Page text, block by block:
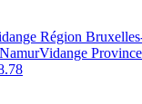
Région
Vidange